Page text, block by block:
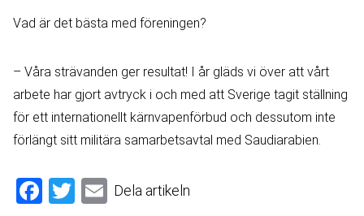
Vad är det bästa med före­ningen?
– Våra strävanden ger resultat! I år gläds vi över att vårt
arbete har gjort avtryck i och med att Sverige tagit ställning
för ett internationellt kärnvapenförbud och dessutom inte
förlängt sitt militära samarbetsavtal med Saudiarabien.
Facebook
TwitterEmail
Dela artikeln